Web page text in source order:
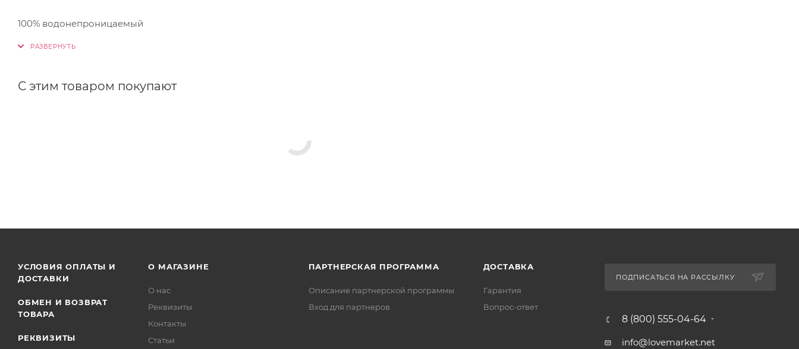
100% водонепроницаемый
С этим товаром покупают
УСЛОВИЯ ОПЛАТЫ И
ДОСТАВКИ
ОБМЕН И ВОЗВРАТ
ТОВАРА
РЕКВИЗИТЫ
О МАГАЗИНЕ
О нас
Реквизиты
Контакты
Статьи
ПАРТНЕРСКАЯ ПРОГРАММА
Описание партнерской программы
Вход для партнеров
ДОСТАВКА
Гарантия
Вопрос-ответ
ПОДПИСАТЬСЯ НА РАССЫЛКУ
8 (800) 555-04-64
info@lovemarket.net